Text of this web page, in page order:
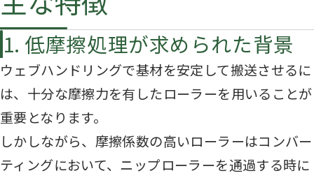
1. 低摩擦処理が求められた背景
ウェブハンドリングで基材を安定して搬送させるに
は、十分な摩擦力を有したローラーを用いることが
重要となります。
しかしながら、摩擦係数の高いローラーはコンバー
ティングにおいて、ニップローラーを通過する時に